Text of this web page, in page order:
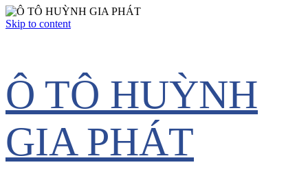
Skip to content
Ô TÔ HUỲNH
GIA PHÁT